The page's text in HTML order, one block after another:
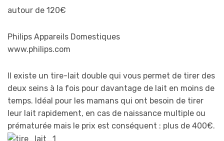
autour de 120€
Philips Appareils Domestiques
www.philips.com
Il existe un tire-lait double qui vous permet de tirer des
deux seins à la fois pour davantage de lait en moins de
temps. Idéal pour les mamans qui ont besoin de tirer
leur lait rapidement, en cas de naissance multiple ou
prématurée mais le prix est conséquent : plus de 400€.